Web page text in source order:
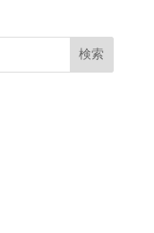
検索